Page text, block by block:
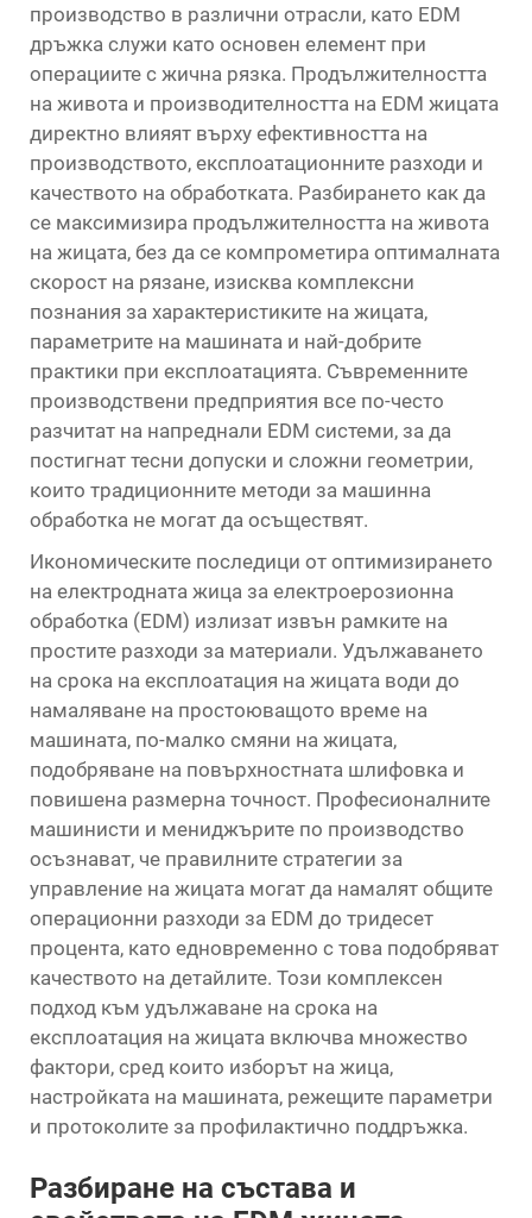
производство в различни отрасли, като EDM
дръжка служи като основен елемент при
операциите с жична рязка. Продължителността
на живота и производителността на EDM жицата
директно влияят върху ефективността на
производството, експлоатационните разходи и
качеството на обработката. Разбирането как да
се максимизира продължителността на живота
на жицата, без да се компрометира оптималната
скорост на рязане, изисква комплексни
познания за характеристиките на жицата,
параметрите на машината и най-добрите
практики при експлоатацията. Съвременните
производствени предприятия все по-често
разчитат на напреднали EDM системи, за да
постигнат тесни допуски и сложни геометрии,
които традиционните методи за машинна
обработка не могат да осъществят.
Икономическите последици от оптимизирането
на електродната жица за електроерозионна
обработка (EDM) излизат извън рамките на
простите разходи за материали. Удължаването
на срока на експлоатация на жицата води до
намаляване на простоюващото време на
машината, по-малко смяни на жицата,
подобряване на повърхностната шлифовка и
повишена размерна точност. Професионалните
машинисти и мениджърите по производство
осъзнават, че правилните стратегии за
управление на жицата могат да намалят общите
операционни разходи за EDM до тридесет
процента, като едновременно с това подобряват
качеството на детайлите. Този комплексен
подход към удължаване на срока на
експлоатация на жицата включва множество
фактори, сред които изборът на жица,
настройката на машината, режещите параметри
и протоколите за профилактично поддръжка.
Разбиране на състава и